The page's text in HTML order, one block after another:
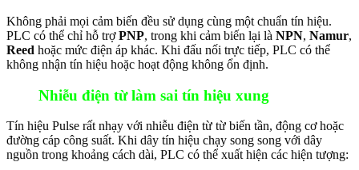
Không phải mọi cảm biến đều sử dụng cùng một chuẩn tín hiệu.
PLC có thể chỉ hỗ trợPNP, trong khi cảm biến lại là NPN, Namur,
Reed hoặc mức điện áp khác. Khi đấu nối trực tiếp, PLC có thể
không nhận tín hiệu hoặc hoạt động không ổn định.
Nhiễu điện từ làm sai tín hiệu xung
Tín hiệu Pulse rất nhạy với nhiễu điện từ từ biến tần, động cơ hoặc
đường cáp công suất. Khi dây tín hiệu chạy song song với dây
nguồn trong khoảng cách dài, PLC có thể xuất hiện các hiện tượng: